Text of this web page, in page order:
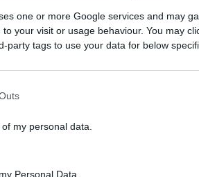
one or more Google services and may
your visit or usage behaviour. You may
party tags to use your data for below
my personal data.
Personal Data.